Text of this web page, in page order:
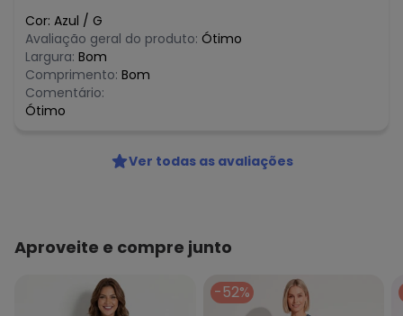
Cor: Azul / G
Avaliação geral do produto: Ótimo
Largura: Bom
Comprimento: Bom
Comentário:
Ótimo
Ver todas as avaliações
Aproveite e compre junto
-52%